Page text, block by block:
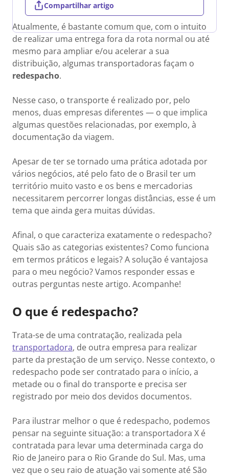
Atualmente, é bastante comum que, com o intuito
de realizar uma entrega fora da rota normal ou até
mesmo para ampliar e/ou acelerar a sua
distribuição, algumas transportadoras façam o
redespacho.
Nesse caso, o transporte é realizado por, pelo
menos, duas empresas diferentes — o que implica
algumas questões relacionadas, por exemplo, à
documentação da viagem.
Apesar de ter se tornado uma prática adotada por
vários negócios, até pelo fato de o Brasil ter um
território muito vasto e os bens e mercadorias
necessitarem percorrer longas distâncias, esse é um
tema que ainda gera muitas dúvidas.
Afinal, o que caracteriza exatamente o redespacho?
Quais são as categorias existentes? Como funciona
em termos práticos e legais? A solução é vantajosa
para o meu negócio? Vamos responder essas e
outras perguntas neste artigo. Acompanhe!
O que é redespacho?
Trata-se de uma contratação, realizada pela
transportadora, de outra empresa para realizar
parte da prestação de um serviço. Nesse contexto, o
redespacho pode ser contratado para o início, a
metade ou o final do transporte e precisa ser
registrado por meio dos devidos documentos.
Para ilustrar melhor o que é redespacho, podemos
pensar na seguinte situação: a transportadora X é
contratada para levar uma determinada carga do
Rio de Janeiro para o Rio Grande do Sul. Mas, uma
vez que o seu raio de atuação vai somente até São
Compartilhar artigo